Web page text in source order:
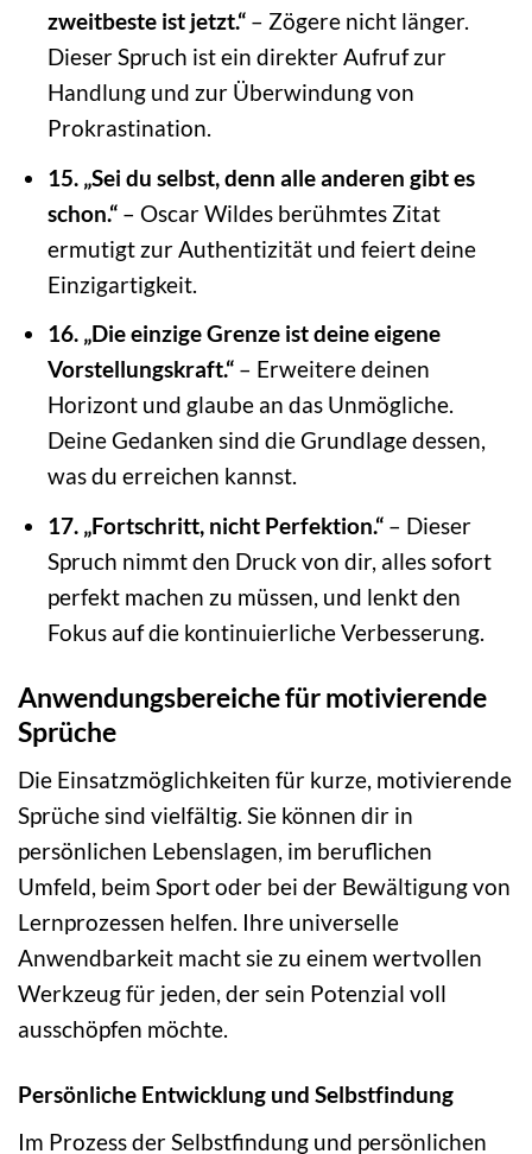
zweitbeste ist jetzt.“– Zögere nicht länger.
Dieser Spruch ist ein direkter Aufruf zur
Handlung und zur Überwindung von
Prokrastination.
15. „Sei du selbst, denn alle anderen gibt es
schon.“– Oscar Wildes berühmtes Zitat
ermutigt zur Authentizität und feiert deine
Einzigartigkeit.
16. „Die einzige Grenze ist deine eigene
Vorstellungskraft.“– Erweitere deinen
Horizont und glaube an das Unmögliche.
Deine Gedanken sind die Grundlage dessen,
was du erreichen kannst.
17. „Fortschritt, nicht Perfektion.“– Dieser
Spruch nimmt den Druck von dir, alles sofort
perfekt machen zu müssen, und lenkt den
Fokus auf die kontinuierliche Verbesserung.
Anwendungsbereiche für motivierende
Sprüche
Die Einsatzmöglichkeiten für kurze, motivierende
Sprüche sind vielfältig. Sie können dir in
persönlichen Lebenslagen, im beruflichen
Umfeld, beim Sport oder bei der Bewältigung von
Lernprozessen helfen. Ihre universelle
Anwendbarkeit macht sie zu einem wertvollen
Werkzeug für jeden, der sein Potenzial voll
ausschöpfen möchte.
Persönliche Entwicklung und Selbstfindung
Im Prozess der Selbstfindung und persönlichen